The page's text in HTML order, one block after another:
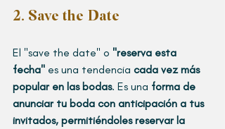
2. Save the Date
El "save the date" o "reserva esta
fecha" es una tendencia cada vez más
popular en las bodas. Es una forma de
anunciar tu boda con anticipación a tus
invitados, permitiéndoles reservar la